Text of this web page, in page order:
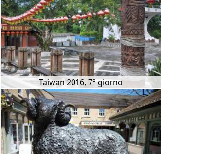
Taiwan 2016, 7° giorno